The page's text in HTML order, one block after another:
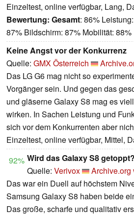
Einzeltest, online verfügbar, Lang,
Bewertung: Gesamt: 86%
87% Bildschirm: 87% Mobilität: 88%
Keine Angst vor der Konkurrenz
Quelle: GMX Österreich
Das LG G6 mag nicht so
Vorgänger sein. Und gegen das
und gläserne Galaxy S8 mag es
wirken. In Sachen Leistung und
sich vor dem Konkurrenten aber
Einzeltest, online verfügbar, Mittel,
92% Wird das Galaxy S8 getoppt?
Quelle: Verivox
Archive.org
Das war ein Duell auf höchstem
Samsung Galaxy S8 haben beide
Das große, scharfe und qualitativ